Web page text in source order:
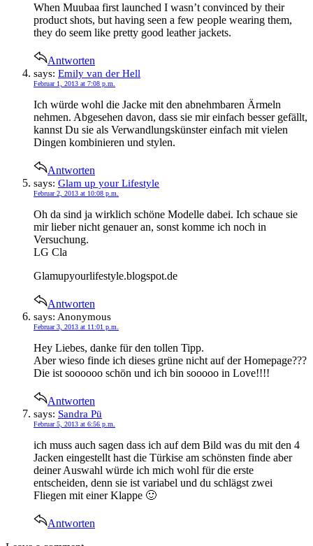
When Muubaa first launched I wasn’t convinced by their
product shots, but having seen a few people wearing them,
they do seem like pretty good leather jackets.
Antworten
says: Emily van der Hell
Februar 1, 2013 at 7:08 p.m.
Ich würde wohl die Jacke mit den abnehmbaren Ärmeln
nehmen. Abgesehen davon, dass sie mir einfach besser gefällt,
kannst Du sie als Verwandlungskünster einfach mit vielen
Dingen kombinieren und stylen.
Antworten
says: Glam up your Lifestyle
Februar 2, 2013 at 10:08 p.m.
Oh da sind ja wirklich schöne Modelle dabei. Ich schaue sie
mir lieber nicht genauer an, sonst komme ich noch in
Versuchung.
LG Cla
Glamupyourlifestyle.blogspot.de
Antworten
says: Anonymous
Februar 3, 2013 at 11:01 p.m.
Hey Liebes, danke für den tollen Tipp.
Aber wieso finde ich dieses grüne nicht auf der Homepage???
Die ist soooooo schön und ich bin sooooo in Love!!!!
Antworten
says: Sandra Pü
Februar 5, 2013 at 6:56 p.m.
ich muss auch sagen dass ich auf dem Bild was du mit den 4
Jacken eingestellt hast die Türkise am schönsten finde aber
deiner Auswahl würde ich mich wohl für die erste
entscheiden, denn sie ist variabel und du schlägst zwei
Fliegen mit einer Klappe 🙂
Antworten